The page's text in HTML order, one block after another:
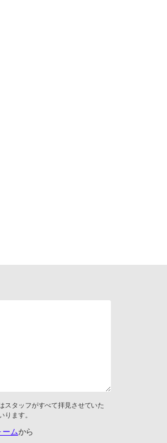
スタッフがすべて拝見させていた
ます。
ームから